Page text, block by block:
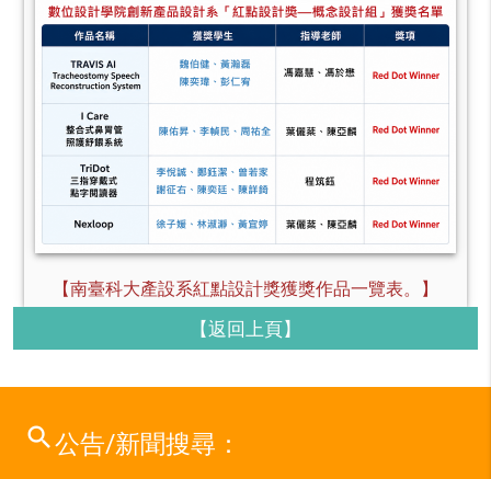
【南臺科大產設系紅點設計獎獲獎作品一覽表。】
【返回上頁】
search公告/新聞搜尋：